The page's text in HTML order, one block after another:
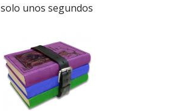
solo unos segundos